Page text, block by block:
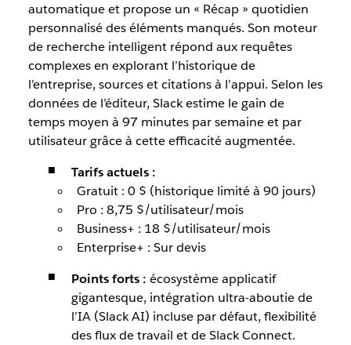
automatique et propose un « Récap » quotidien
personnalisé des éléments manqués. Son moteur
de recherche intelligent répond aux requêtes
complexes en explorant l’historique de
l’entreprise, sources et citations à l’appui. Selon les
données de l’éditeur, Slack estime le gain de
temps moyen à 97 minutes par semaine et par
utilisateur grâce à cette efficacité augmentée.
Tarifs actuels :
Gratuit : 0 $ (historique limité à 90 jours)
Pro : 8,75 $/utilisateur/mois
Business+ : 18 $/utilisateur/mois
Enterprise+ : Sur devis
Points forts : écosystème applicatif
gigantesque, intégration ultra-aboutie de
l’IA (Slack AI) incluse par défaut, flexibilité
des flux de travail et de Slack Connect.